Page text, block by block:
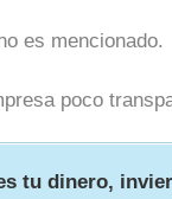
es mencionado.
poco
tu dinero,